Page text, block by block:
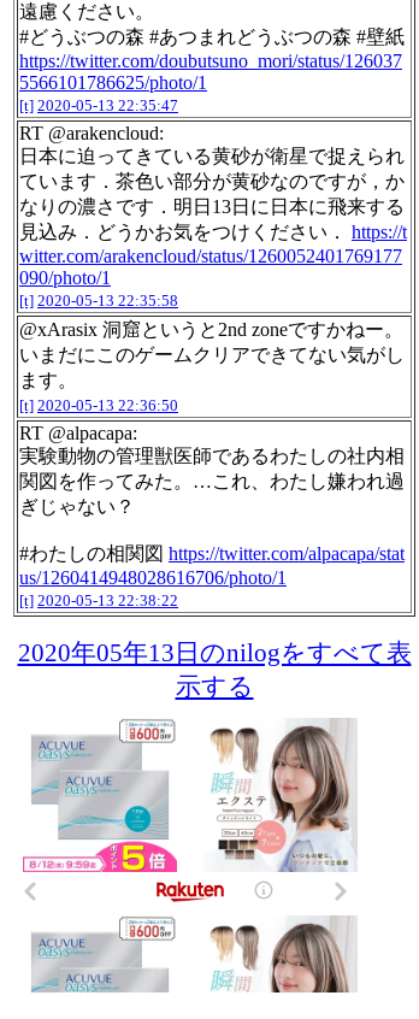
遠慮ください。
#どうぶつの森 #あつまれどうぶつの森 #壁紙
https://twitter.com/doubutsuno_mori/status/126037
5566101786625/photo/1
[t] 2020-05-13 22:35:47
RT @arakencloud:
日本に迫ってきている黄砂が衛星で捉えられ
ています．茶色い部分が黄砂なのですが，か
なりの濃さです．明日13日に日本に飛来する
見込み．どうかお気をつけください． https://t
witter.com/arakencloud/status/1260052401769177
090/photo/1
[t] 2020-05-13 22:35:58
@xArasix 洞窟というと2nd zoneですかねー。
いまだにこのゲームクリアできてない気がし
ます。
[t] 2020-05-13 22:36:50
RT @alpacapa:
実験動物の管理獣医師であるわたしの社内相
関図を作ってみた。…これ、わたし嫌われ過
ぎじゃない？
#わたしの相関図 https://twitter.com/alpacapa/stat
us/1260414948028616706/photo/1
[t] 2020-05-13 22:38:22
2020年05年13日のnilogをすべて表
示する